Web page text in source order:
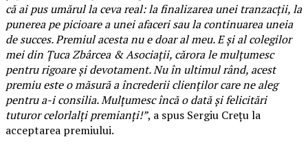
că ai pus umărul la ceva real: la finalizarea unei tranzacții, la
punerea pe picioare a unei afaceri sau la continuarea uneia
de succes. Premiul acesta nu e doar al meu. E și al colegilor
mei din Țuca Zbârcea & Asociații, cărora le mulțumesc
pentru rigoare și devotament. Nu în ultimul rând, acest
premiu este o măsură a încrederii clienților care ne aleg
pentru a-i consilia. Mulțumesc încă o dată și felicitări
tuturor celorlalți premianți!”, a spus Sergiu Crețu la
acceptarea premiului.